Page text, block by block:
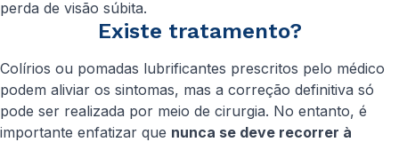
perda de visão súbita.
Existe tratamento?
Colírios ou pomadas lubrificantes prescritos pelo médico
podem aliviar os sintomas, mas a correção definitiva só
pode ser realizada por meio de cirurgia. No entanto, é
importante enfatizar que nunca se deve recorrer à